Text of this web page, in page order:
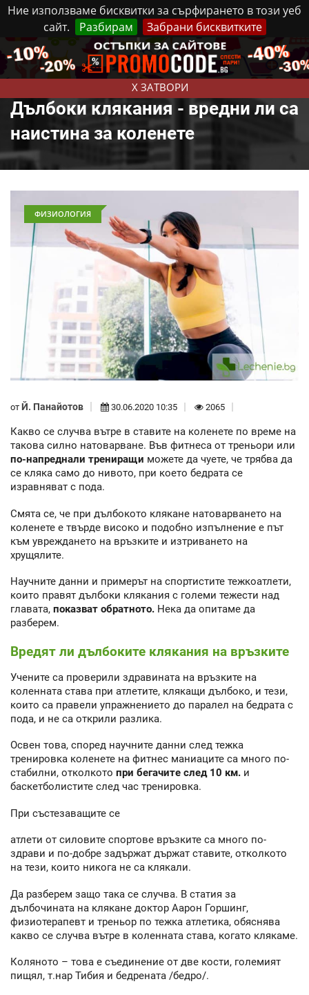
Ние използваме бисквитки за сърфирането в този уеб
сайт.
Разбирам Забрани бисквитките
X ЗАТВОРИ
Петък, 7 Август, 2026 Реклама Контакти
Дълбоки клякания - вредни ли са
наистина за коленете
ФИЗИОЛОГИЯ
от Й. Панайотов 30.06.2020 10:35 2065
Какво се случва вътре в ставите на коленете по време на
такова силно натоварване. Във фитнеса от треньори или
по-напреднали трениращи можете да чуете, че трябва да
се кляка само до нивото, при което бедрата се
изравняват с пода.
Смята се, че при дълбокото клякане натоварването на
коленете е твърде високо и подобно изпълнение е път
към увреждането на връзките и изтриването на
хрущялите.
Научните данни и примерът на спортистите тежкоатлети,
които правят дълбоки клякания с големи тежести над
главата, показват обратното. Нека да опитаме да
разберем.
Вредят ли дълбоките клякания на връзките
Учените са проверили здравината на връзките на
коленната става при атлетите, клякащи дълбоко, и тези,
които са правели упражнението до паралел на бедрата с
пода, и не са открили разлика.
Освен това, според научните данни след тежка
тренировка коленете на фитнес маниаците са много по-
стабилни, отколкото при бегачите след 10 км. и
баскетболистите след час тренировка.
При състезаващите се
атлети от силовите спортове връзките са много по-
здрави и по-добре задържат държат ставите, отколкото
на тези, които никога не са клякали.
Да разберем защо така се случва. В статия за
дълбочината на клякане доктор Аарон Горшинг,
физиотерапевт и треньор по тежка атлетика, обяснява
какво се случва вътре в коленната става, когато клякаме.
Коляното – това е съединение от две кости, големият
пищял, т.нар Тибия и бедрената /бедро/.